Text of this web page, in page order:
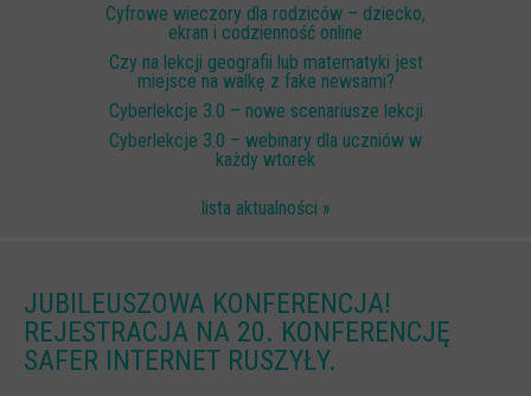
Cyfrowe wieczory dla rodziców – dziecko,
ekran i codzienność online
Czy na lekcji geografii lub matematyki jest
miejsce na walkę z fake newsami?
Cyberlekcje 3.0 – nowe scenariusze lekcji
Cyberlekcje 3.0 – webinary dla uczniów w
każdy wtorek
lista aktualności »
JUBILEUSZOWA KONFERENCJA!
REJESTRACJA NA 20. KONFERENCJĘ
SAFER INTERNET RUSZYŁY.
Cyberlekcje
Szkoła Sieci Społecznościowych
Plik i Folder
BEZPIECZNE WAKACJE 2022
CYBERREPETYTORIUM